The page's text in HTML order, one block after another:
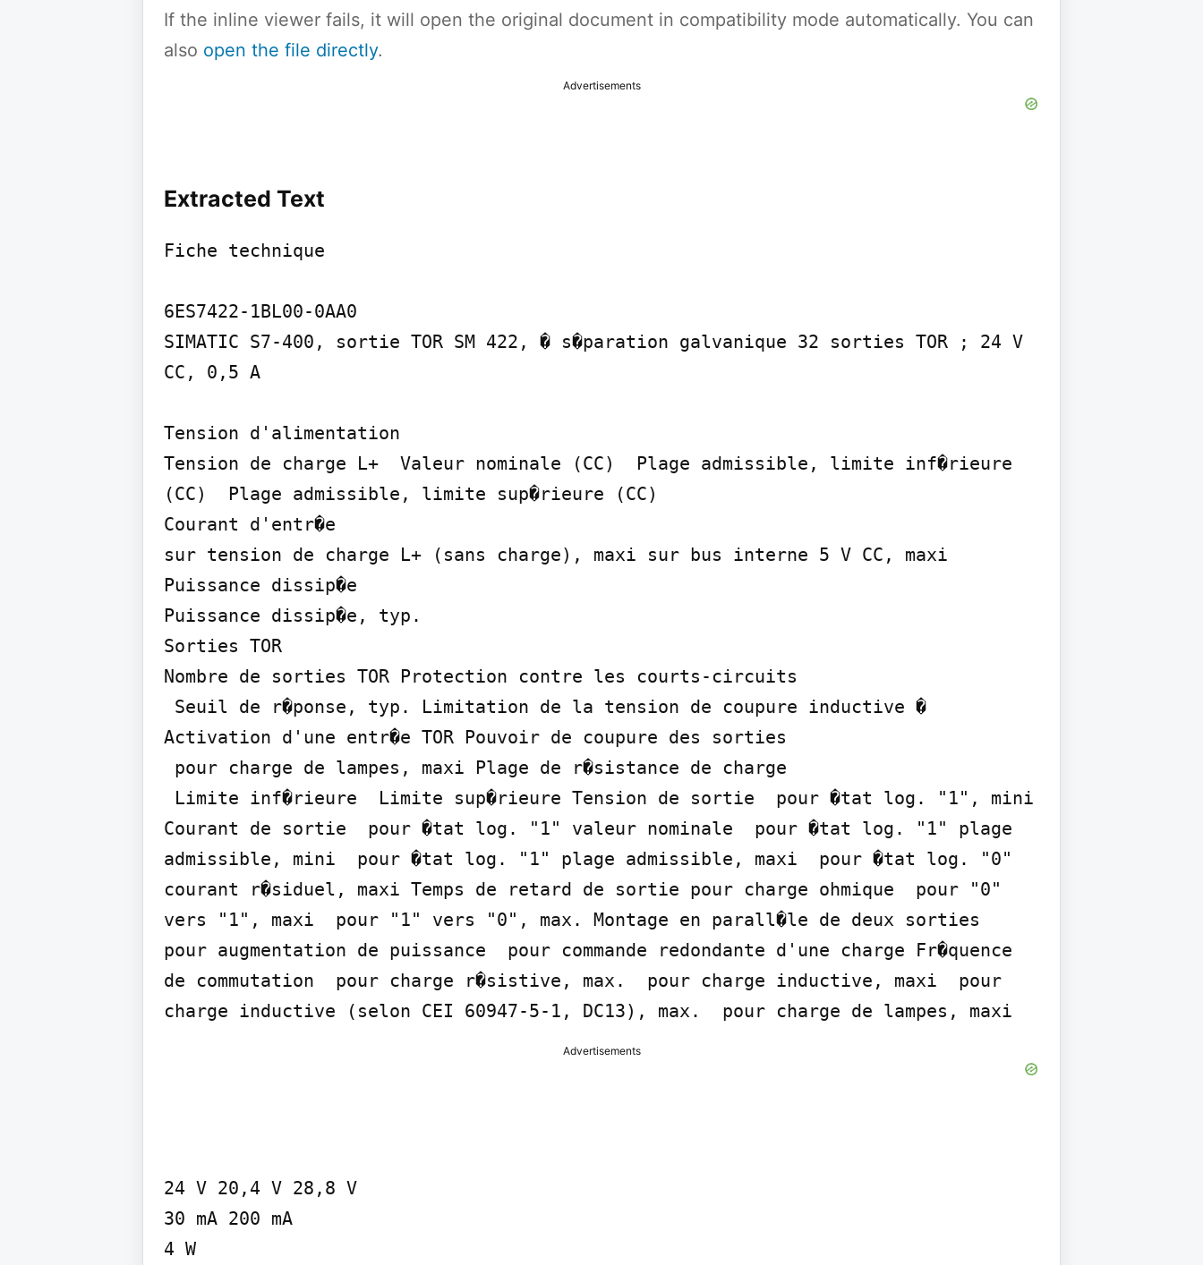
If the inline viewer fails, it will open the original document in compatibility mode automatically. You can
also open the file directly.
Advertisements
Extracted Text
Fiche technique
6ES7422-1BL00-0AA0
SIMATIC S7-400, sortie TOR SM 422, � s�paration galvanique 32 sorties TOR ; 24 V
CC, 0,5 A
Tension d'alimentation
Tension de charge L+  Valeur nominale (CC)  Plage admissible, limite inf�rieure
(CC)  Plage admissible, limite sup�rieure (CC)
Courant d'entr�e
sur tension de charge L+ (sans charge), maxi sur bus interne 5 V CC, maxi
Puissance dissip�e
Puissance dissip�e, typ.
Sorties TOR
Nombre de sorties TOR Protection contre les courts-circuits
Activation d'une entr�e TOR Pouvoir de coupure des sorties
Courant de sortie  pour �tat log. "1" valeur nominale  pour �tat log. "1" plage
admissible, mini  pour �tat log. "1" plage admissible, maxi  pour �tat log. "0"
courant r�siduel, maxi Temps de retard de sortie pour charge ohmique  pour "0"
vers "1", maxi  pour "1" vers "0", max. Montage en parall�le de deux sorties
pour augmentation de puissance  pour commande redondante d'une charge Fr�quence
de commutation  pour charge r�sistive, max.  pour charge inductive, maxi  pour
charge inductive (selon CEI 60947-5-1, DC13), max.  pour charge de lampes, maxi
Advertisements
24 V 20,4 V 28,8 V
30 mA 200 mA
4 W